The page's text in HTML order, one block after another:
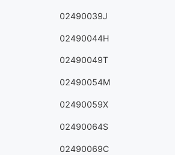
02490039J
02490044H
02490049T
02490054M
02490059X
02490064S
02490069C